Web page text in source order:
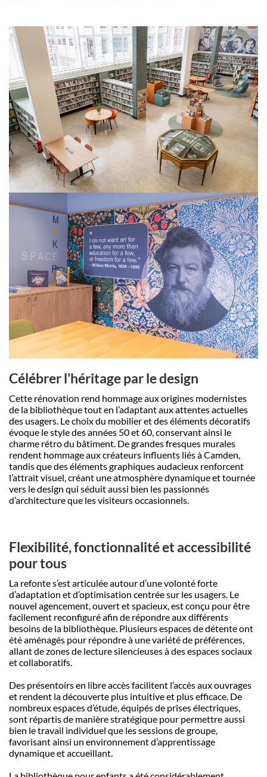
Célébrer l'héritage par le design
Cette rénovation rend hommage aux origines modernistes
de la bibliothèque tout en l’adaptant aux attentes actuelles
des usagers. Le choix du mobilier et des éléments décoratifs
évoque le style des années 50 et 60, conservant ainsi le
charme rétro du bâtiment. De grandes fresques murales
rendent hommage aux créateurs influents liés à Camden,
tandis que des éléments graphiques audacieux renforcent
l’attrait visuel, créant une atmosphère dynamique et tournée
vers le design qui séduit aussi bien les passionnés
d’architecture que les visiteurs occasionnels.
Flexibilité, fonctionnalité et accessibilité
pour tous
La refonte s’est articulée autour d’une volonté forte
d’adaptation et d’optimisation centrée sur les usagers. Le
nouvel agencement, ouvert et spacieux, est conçu pour être
facilement reconfiguré afin de répondre aux différents
besoins de la bibliothèque. Plusieurs espaces de détente ont
été aménagés pour répondre à une variété de préférences,
allant de zones de lecture silencieuses à des espaces sociaux
et collaboratifs.
Des présentoirs en libre accès facilitent l’accès aux ouvrages
et rendent la découverte plus intuitive et plus efficace. De
nombreux espaces d’étude, équipés de prises électriques,
sont répartis de manière stratégique pour permettre aussi
bien le travail individuel que les sessions de groupe,
favorisant ainsi un environnement d’apprentissage
dynamique et accueillant.